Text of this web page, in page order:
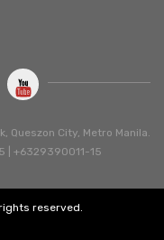
Queszon City, Metro Manila.
| +6329390011-15
reserved.